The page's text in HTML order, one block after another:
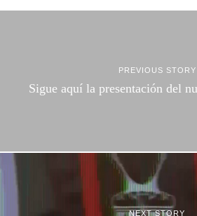
PREVIOUS STORY
Sigue aquí la presentación del
NEXT STORY